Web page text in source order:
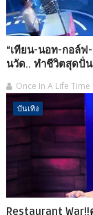
“เทียน-นอท-กอล์ฟ
นวัด.. ทำชีวิตสุดปั่
Once In A Life Time
บันเทิง
Restaurant